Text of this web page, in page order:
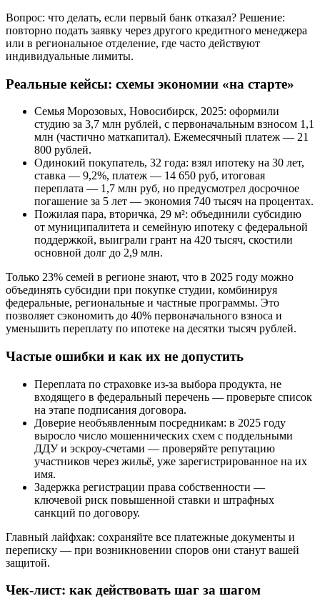
Вопрос: что делать, если первый банк отказал? Решение:
повторно подать заявку через другого кредитного менеджера
или в региональное отделение, где часто действуют
индивидуальные лимиты.
Реальные кейсы: схемы экономии «на старте»
Семья Морозовых, Новосибирск, 2025: оформили
студию за 3,7 млн рублей, с первоначальным взносом 1,1
млн (частично маткапитал). Ежемесячный платеж — 21
800 рублей.
Одинокий покупатель, 32 года: взял ипотеку на 30 лет,
ставка — 9,2%, платеж — 14 650 руб, итоговая
переплата — 1,7 млн руб, но предусмотрел досрочное
погашение за 5 лет — экономия 740 тысяч на процентах.
Пожилая пара, вторичка, 29 м²: объединили субсидию
от муниципалитета и семейную ипотеку с федеральной
поддержкой, выиграли грант на 420 тысяч, скостили
основной долг до 2,9 млн.
Только 23% семей в регионе знают, что в 2025 году можно
объединять субсидии при покупке студии, комбинируя
федеральные, региональные и частные программы. Это
позволяет сэкономить до 40% первоначального взноса и
уменьшить переплату по ипотеке на десятки тысяч рублей.
Частые ошибки и как их не допустить
Переплата по страховке из-за выбора продукта, не
входящего в федеральный перечень — проверьте список
на этапе подписания договора.
Доверие необъявленным посредникам: в 2025 году
выросло число мошеннических схем с поддельными
ДДУ и эскроу-счетами — проверяйте репутацию
участников через жильё, уже зарегистрированное на их
имя.
Задержка регистрации права собственности —
ключевой риск повышенной ставки и штрафных
санкций по договору.
Главный лайфхак: сохраняйте все платежные документы и
переписку — при возникновении споров они станут вашей
защитой.
Чек-лист: как действовать шаг за шагом